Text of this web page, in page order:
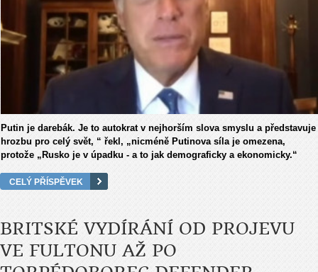
Putin je darebák. Je to autokrat v nejhorším slova smyslu a představuje
hrozbu pro celý svět, “ řekl, „nicméně Putinova síla je omezena,
protože „Rusko je v úpadku - a to jak demograficky a ekonomicky.“
CELÝ PŘÍSPĚVEK
BRITSKÉ VYDÍRÁNÍ OD PROJEVU
VE FULTONU AŽ PO